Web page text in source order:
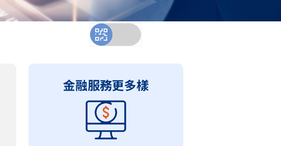
金融服務更多樣